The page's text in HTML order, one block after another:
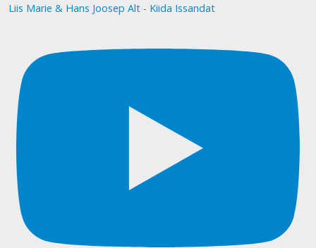
Liis Marie & Hans Joosep Alt - Kiida Issandat